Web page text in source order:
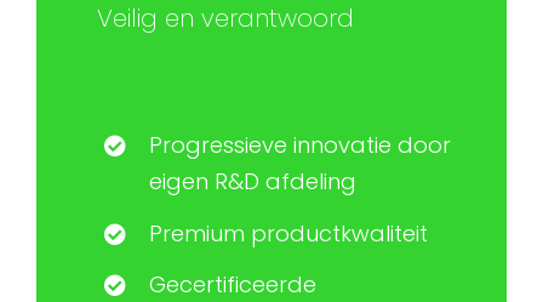
Veilig en verantwoord
Progressieve innovatie door
eigen R&D afdeling
Premium productkwaliteit
Gecertificeerde